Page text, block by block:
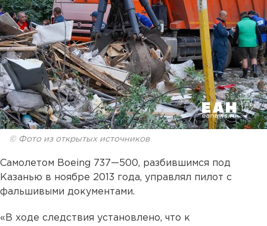
© Фото из открытых источников
Самолетом Boeing 737—500, разбившимся под
Казанью в ноябре 2013 года, управлял пилот с
фальшивыми документами.
«В ходе следствия установлено, что к